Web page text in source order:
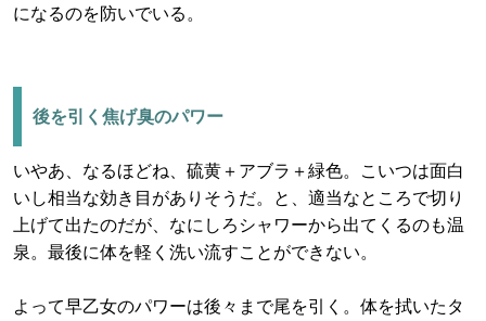
になるのを防いでいる。
後を引く焦げ臭のパワー
いやあ、なるほどね、硫黄＋アブラ＋緑色。こいつは面白
いし相当な効き目がありそうだ。と、適当なところで切り
上げて出たのだが、なにしろシャワーから出てくるのも温
泉。最後に体を軽く洗い流すことができない。
よって早乙女のパワーは後々まで尾を引く。体を拭いたタ